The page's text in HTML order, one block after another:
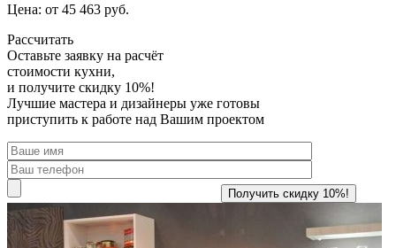
Цена: от 45 463 руб.
Рассчитать
Оставьте заявку на расчёт
стоимости кухни,
и получите скидку 10%!
Лучшие мастера и дизайнеры уже готовы
приступить к работе над Вашим проектом